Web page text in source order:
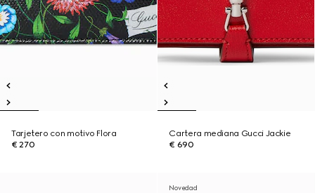
Tarjetero con motivo Flora
€ 270
Cartera mediana Gucci Jackie
€ 690
Novedad